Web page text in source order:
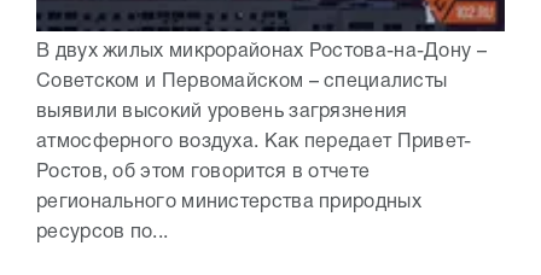
В двух жилых микрорайонах Ростова-на-Дону –
Советском и Первомайском – специалисты
выявили высокий уровень загрязнения
атмосферного воздуха. Как передает Привет-
Ростов, об этом говорится в отчете
регионального министерства природных
ресурсов по...